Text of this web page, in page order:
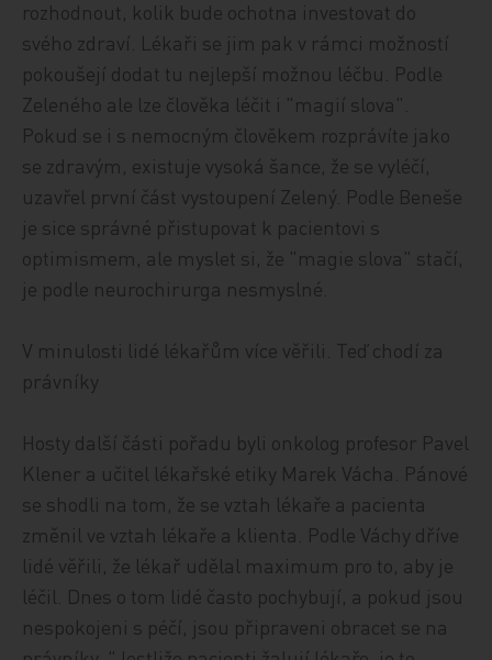
rozhodnout, kolik bude ochotna investovat do
svého zdraví. Lékaři se jim pak v rámci možností
pokoušejí dodat tu nejlepší možnou léčbu. Podle
Zeleného ale lze člověka léčit i "magií slova".
Pokud se i s nemocným člověkem rozprávíte jako
se zdravým, existuje vysoká šance, že se vyléčí,
uzavřel první část vystoupení Zelený. Podle Beneše
je sice správné přistupovat k pacientovi s
optimismem, ale myslet si, že "magie slova" stačí,
je podle neurochirurga nesmyslné.
V minulosti lidé lékařům více věřili. Teď chodí za
právníky
Hosty další části pořadu byli onkolog profesor Pavel
Klener a učitel lékařské etiky Marek Vácha. Pánové
se shodli na tom, že se vztah lékaře a pacienta
změnil ve vztah lékaře a klienta. Podle Váchy dříve
lidé věřili, že lékař udělal maximum pro to, aby je
léčil. Dnes o tom lidé často pochybují, a pokud jsou
nespokojeni s péčí, jsou připraveni obracet se na